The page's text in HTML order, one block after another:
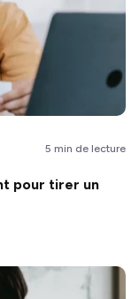
5 min de lecture
pour tirer un